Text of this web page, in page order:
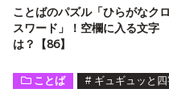
ことばのパズル「ひらがなクロ
スワード」！空欄に入る文字
は？【86】
ことば # ギュギュッと